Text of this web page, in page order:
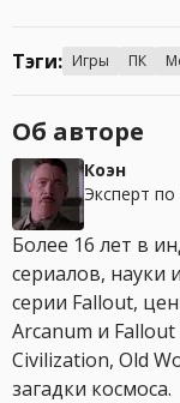
Тэги: Игры ПК
Об авторе
Коэн
Эксперт
Более 16 лет в
сериалов, науки
серии Fallout,
Arcanum и
Civilization, Old
загадки космоса.